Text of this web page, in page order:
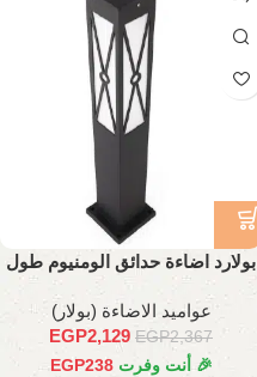
بولارد اضاءة حدائق الومنيوم طول
عواميد الاضاءة (بولار)
EGP2,367
EGP2,129
🎉 أنت وفرت EGP238